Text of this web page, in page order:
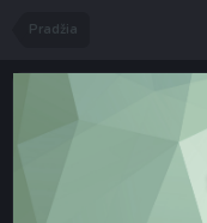
Pradžia